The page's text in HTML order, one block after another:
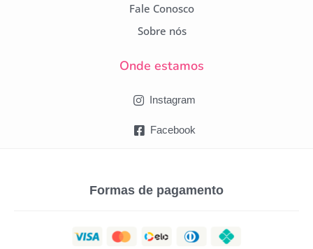
Fale Conosco
Sobre nós
Onde estamos
Instagram
Facebook
Formas de pagamento